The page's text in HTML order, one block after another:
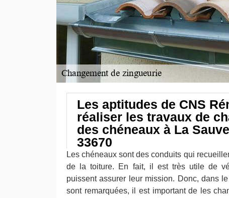
Les aptitudes de CNS
réaliser les travaux de
des chéneaux à La
33670
Les chéneaux sont des conduits qui
de la toiture. En fait, il est très utile de
puissent assurer leur mission. Donc, dans
sont remarquées, il est important de les